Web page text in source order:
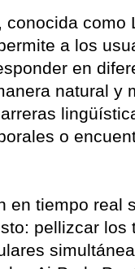
conocida como
a los
en
natural y
o
en tiempo real
pellizcar los